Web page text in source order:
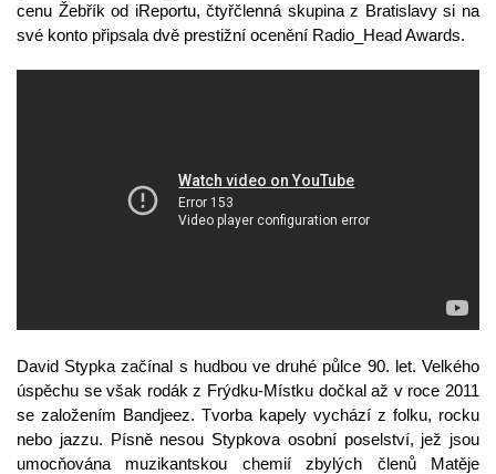
cenu Žebřík od iReportu, čtyřčlenná skupina z Bratislavy si na
své konto připsala dvě prestižní ocenění Radio_Head Awards.
David Stypka začínal s hudbou ve druhé půlce 90. let. Velkého
úspěchu se však rodák z Frýdku-Místku dočkal až v roce 2011
se založením Bandjeez. Tvorba kapely vychází z folku, rocku
nebo jazzu. Písně nesou Stypkova osobní poselství, jež jsou
umocňována muzikantskou chemií zbylých členů Matěje